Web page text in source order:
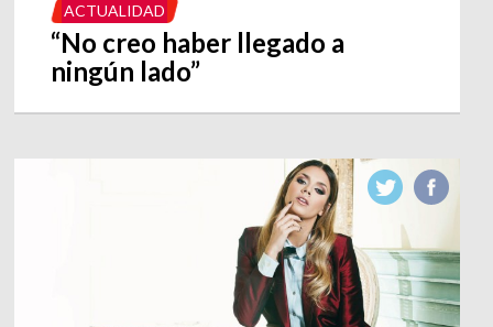
ACTUALIDAD
“No creo haber llegado a
ningún lado”